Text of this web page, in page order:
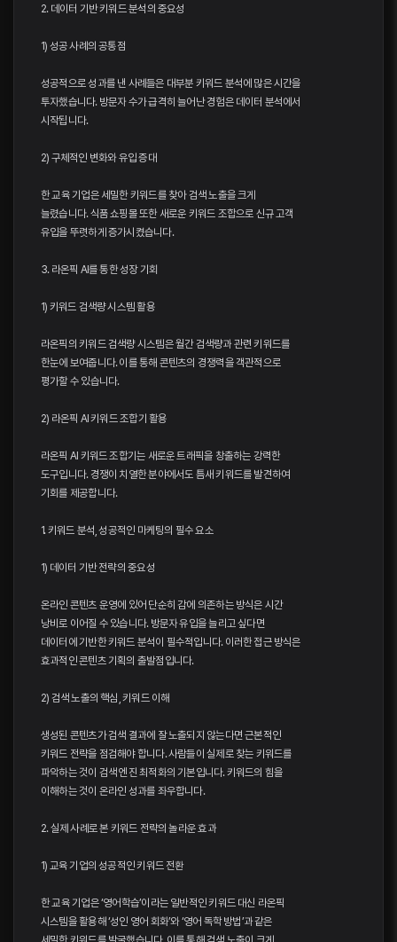
2. 데이터 기반 키워드 분석의 중요성
1) 성공 사례의 공통점
성공적으로 성과를 낸 사례들은 대부분 키워드 분석에 많은 시간을
투자했습니다. 방문자 수가 급격히 늘어난 경험은 데이터 분석에서
시작됩니다.
2) 구체적인 변화와 유입 증대
한 교육 기업은 세밀한 키워드를 찾아 검색 노출을 크게
늘렸습니다. 식품 쇼핑몰 또한 새로운 키워드 조합으로 신규 고객
유입을 뚜렷하게 증가시켰습니다.
3. 라온픽 AI를 통한 성장 기회
1) 키워드 검색량 시스템 활용
라온픽의 키워드 검색량 시스템은 월간 검색량과 관련 키워드를
한눈에 보여줍니다. 이를 통해 콘텐츠의 경쟁력을 객관적으로
평가할 수 있습니다.
2) 라온픽 AI 키워드 조합기 활용
라온픽 AI 키워드 조합기는 새로운 트래픽을 창출하는 강력한
도구입니다. 경쟁이 치열한 분야에서도 틈새 키워드를 발견하여
기회를 제공합니다.
1. 키워드 분석, 성공적인 마케팅의 필수 요소
1) 데이터 기반 전략의 중요성
온라인 콘텐츠 운영에 있어 단순히 감에 의존하는 방식은 시간
낭비로 이어질 수 있습니다. 방문자 유입을 늘리고 싶다면
데이터에 기반한 키워드 분석이 필수적입니다. 이러한 접근 방식은
효과적인 콘텐츠 기획의 출발점입니다.
2) 검색 노출의 핵심, 키워드 이해
생성된 콘텐츠가 검색 결과에 잘 노출되지 않는다면 근본적인
키워드 전략을 점검해야 합니다. 사람들이 실제로 찾는 키워드를
파악하는 것이 검색 엔진 최적화의 기본입니다. 키워드의 힘을
이해하는 것이 온라인 성과를 좌우합니다.
2. 실제 사례로 본 키워드 전략의 놀라운 효과
1) 교육 기업의 성공적인 키워드 전환
한 교육 기업은 ‘영어학습’이라는 일반적인 키워드 대신 라온픽
시스템을 활용해 ‘성인 영어 회화’와 ‘영어 독학 방법’과 같은
세밀한 키워드를 발굴했습니다. 이를 통해 검색 노출이 크게